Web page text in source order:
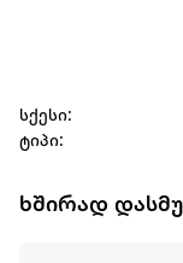
სქესი:
ტიპი:
ხშირად